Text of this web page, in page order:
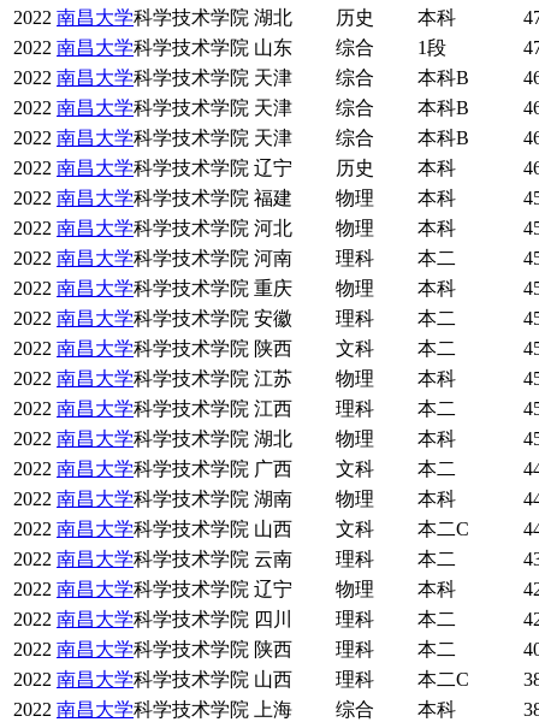
2022 南昌大学科学技术学院 湖北 历史 本科
2022 南昌大学科学技术学院 山东 综合 1段
2022 南昌大学科学技术学院 天津 综合 本科B
2022 南昌大学科学技术学院 天津 综合 本科B
2022 南昌大学科学技术学院 天津 综合 本科B
2022 南昌大学科学技术学院 辽宁 历史 本科
2022 南昌大学科学技术学院 福建 物理 本科
2022 南昌大学科学技术学院 河北 物理 本科
2022 南昌大学科学技术学院 河南 理科 本二
2022 南昌大学科学技术学院 重庆 物理 本科
2022 南昌大学科学技术学院 安徽 理科 本二
2022 南昌大学科学技术学院 陕西 文科 本二
2022 南昌大学科学技术学院 江苏 物理 本科
2022 南昌大学科学技术学院 江西 理科 本二
2022 南昌大学科学技术学院 湖北 物理 本科
2022 南昌大学科学技术学院 广西 文科 本二
2022 南昌大学科学技术学院 湖南 物理 本科
2022 南昌大学科学技术学院 山西 文科 本二C
2022 南昌大学科学技术学院 云南 理科 本二
2022 南昌大学科学技术学院 辽宁 物理 本科
2022 南昌大学科学技术学院 四川 理科 本二
2022 南昌大学科学技术学院 陕西 理科 本二
2022 南昌大学科学技术学院 山西 理科 本二C
2022 南昌大学科学技术学院 上海 综合 本科